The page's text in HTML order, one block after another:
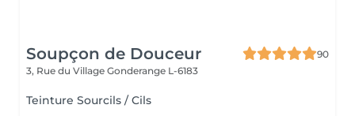
Soupçon de Douceur
90
3, Rue du Village Gonderange L-6183
Teinture Sourcils / Cils